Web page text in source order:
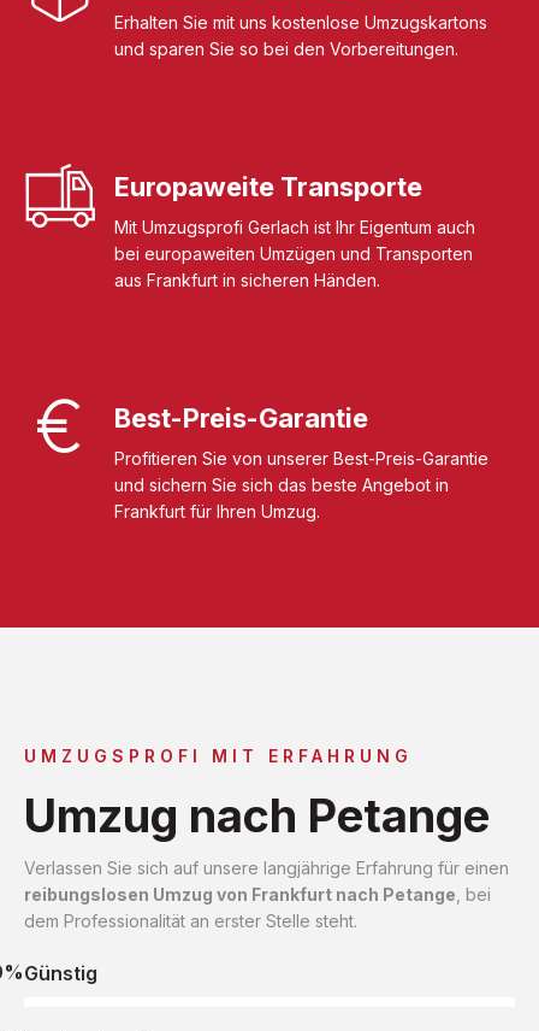
Erhalten Sie mit uns kostenlose Umzugskartons
und sparen Sie so bei den Vorbereitungen.
Europaweite Transporte
Mit Umzugsprofi Gerlach ist Ihr Eigentum auch
bei europaweiten Umzügen und Transporten
aus Frankfurt in sicheren Händen.
Best-Preis-Garantie
Profitieren Sie von unserer Best-Preis-Garantie
und sichern Sie sich das beste Angebot in
Frankfurt für Ihren Umzug.
UMZUGSPROFI MIT ERFAHRUNG
Umzug nach Petange
Verlassen Sie sich auf unsere langjährige Erfahrung für einen
reibungslosen Umzug von Frankfurt nach Petange , bei
dem Professionalität an erster Stelle steht.
Günstig